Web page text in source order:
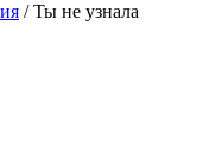
/Ты не узнала